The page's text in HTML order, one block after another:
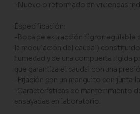
-Nuevo o reformado en viviendas
Especificación:
-Boca de extracción higrorregulable
la modulación del caudal)
humedad y de una compuerta rígida
que garantiza el caudal con una
-Fijación con un manguito con junta
-Características de mantenimiento
ensayadas en laboratorio.